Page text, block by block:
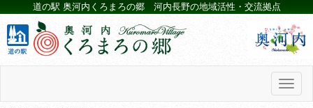
道の駅 奥河内くろまろの郷 河内長野の地域活性・交流拠点